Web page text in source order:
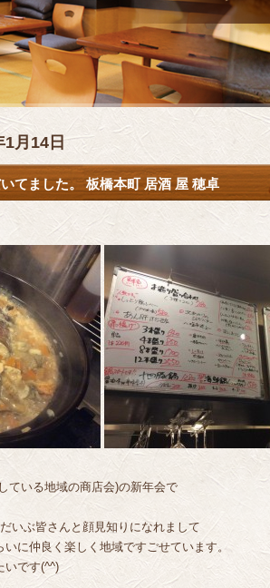
1月14日
てました。 板橋本町 居酒 屋 穂卓
ている地域の商店会)の新年会で
いぶ皆さんと顔見知りになれまして
に仲良く楽しく地域ですごせています。
いです(^^)